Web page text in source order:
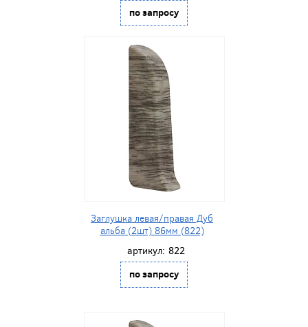
по запросу
Заглушка левая/правая Дуб
альба (2шт) 86мм (822)
артикул: 822
по запросу